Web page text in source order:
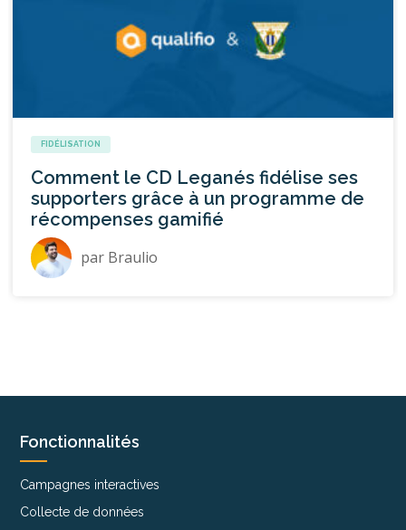
FIDÉLISATION
Comment le CD Leganés fidélise ses
supporters grâce à un programme de
récompenses gamifié
par Braulio
Fonctionnalités
Campagnes interactives
Collecte de données